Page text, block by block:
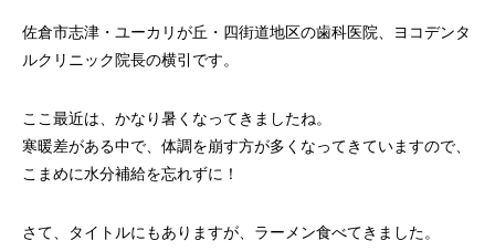
義歯（入れ歯）
食いしば
佐倉市志津・ユーカリが丘・四街道地区の歯科医院、ヨコデンタ
ルクリニック院長の横引です。
ここ最近は、かなり暑くなってきましたね。
寒暖差がある中で、体調を崩す方が多くなってきていますので、
こまめに水分補給を忘れずに！
さて、タイトルにもありますが、ラーメン食べてきました。